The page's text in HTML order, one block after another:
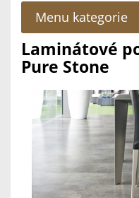
Menu kategorie
Laminátové
Pure Stone